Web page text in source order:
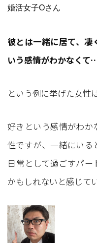
婚活女子Oさん
彼とは一緒に居て、
いう感情がわかなくて
という例に挙げた女性
好きという感情がわか
性ですが、一緒にいる
日常として過ごすパ
かもしれないと感じて